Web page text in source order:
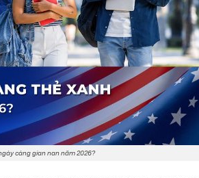
càng gian nan năm 2026?